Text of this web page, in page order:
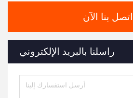
اتصل بنا الآن
راسلنا بالبريد الإلكتروني